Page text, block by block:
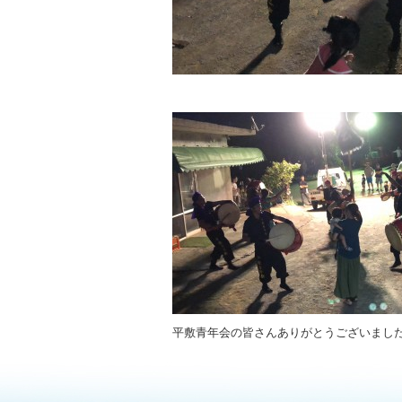
平敷青年会の皆さんありがとうございまし